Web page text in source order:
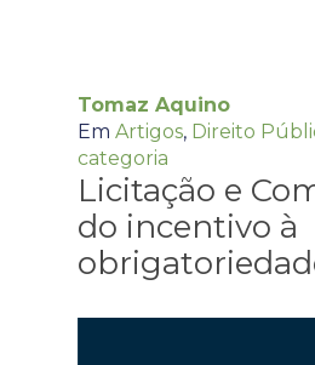
Tomaz Aquino
Em Artigos, Direito
categoria
Licitação e
do incentivo à